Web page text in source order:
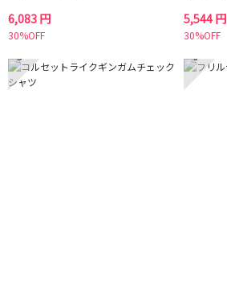
6,083 円
30%OFF
5,544 円
30%OFF
5 6